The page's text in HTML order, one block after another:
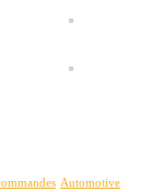
Automotive